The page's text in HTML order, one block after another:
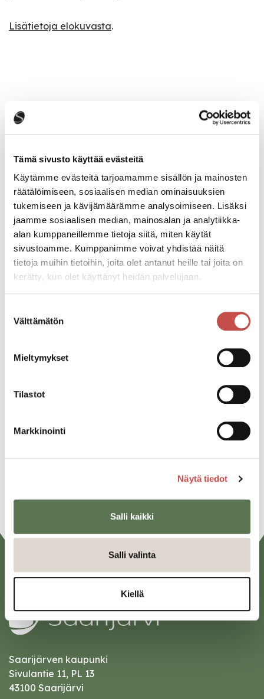
Tämä sivusto käyttää evästeitä
Käytämme evästeitä tarjoamamme sisällön ja mainosten
räätälöimiseen, sosiaalisen median ominaisuuksien
tukemiseen ja kävijämäärämme analysoimiseen. Lisäksi
jaamme sosiaalisen median, mainosalan ja analytiikka-
alan kumppaneillemme tietoja siitä, miten käytät
sivustoamme. Kumppanimme voivat yhdistää näitä
tietoja muihin tietoihin, joita olet antanut heille tai joita on
kerätty, kun olet käyttänyt heidän palvelujaan.
valinta
Välttämätön
Mieltymykset
Tilastot
Markkinointi
Näytä tiedot
Salli kaikki
Salli valinta
Kiellä
Lisätietoja elokuvasta.
Tapahtumatiedot
Tapahtuman järjestäjä
Pääsymaksu
Liput 10 € / K-12
Lipunmyynti alkaa 30min ennen esityksen alkua.
Maksu: käteinen, pankkikortti, VISA, Visa electron.
Lauantai, joulukuu 3, 2022 - 16:00
Twitter
Saarijärven kaupunki
Sivulantie 11, PL 13
43100 Saarijärvi